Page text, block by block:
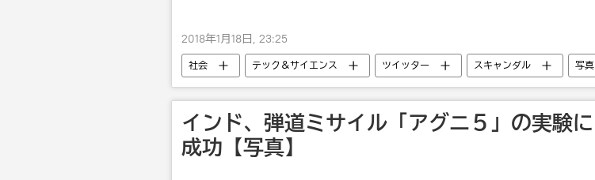
2018年1月18日, 23:25
社会 テック＆サイエンス ツイッター スキャンダル 写真
インド、弾道ミサイル「アグニ５」の実験に
成功【写真】